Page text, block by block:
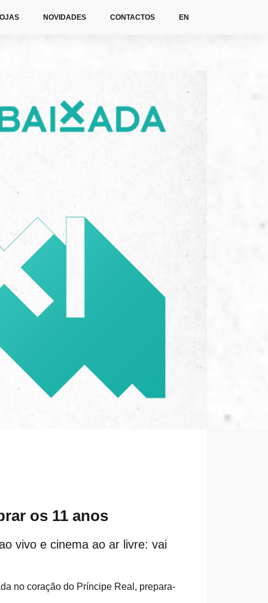
NOVIDADES CONTACTOS EN
os 11 anos
vivo e cinema ao ar livre: vai
no coração do Príncipe Real, prepara-